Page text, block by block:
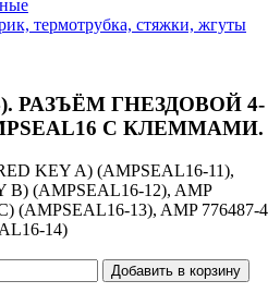
термотрубка, стяжки, жгуты
РАЗЪЁМ ГНЕЗДОВОЙ 4-
С КЛЕММАМИ.
KEY A) (AMPSEAL16-11),
B) (AMPSEAL16-12), AMP
(AMPSEAL16-13), AMP 776487-4
14)
Добавить в корзину